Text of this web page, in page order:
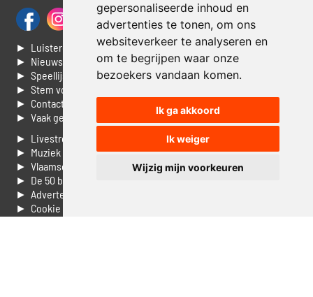
gepersonaliseerde inhoud en
advertenties te tonen, om ons
websiteverkeer te analyseren en
om te begrijpen waar onze
bezoekers vandaan komen.
Ik ga akkoord
Ik weiger
Wijzig mijn voorkeuren
► Luisteren naar Jouwradio
► Nieuws
► Speellijst
► Stem voor de Dag top 3
► Contacteer ons
► Vaak gestelde vragen
► Livestream informatie
► Muziek opzoeken
► Vlaamse 100 Aller tijden
► De 50 beste van...
► Adverteren op Jouwradio
► Cookie voorkeuren wijzigen